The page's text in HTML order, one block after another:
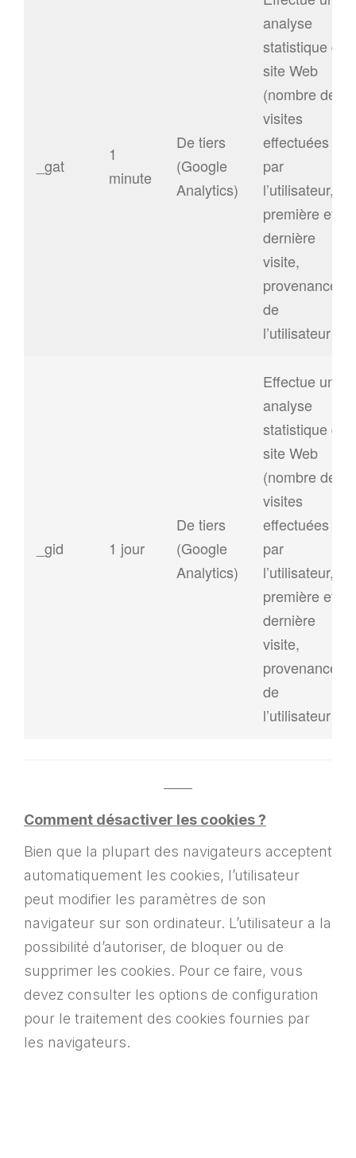
_gat
1
minute
De tiers
(Google
Analytics)
analyse
statistique du
site Web
(nombre de
visites
effectuées
par
l’utilisateur,
première et
dernière
visite,
provenance
de
l’utilisateur…)
_gid 1 jour
De tiers
(Google
Analytics)
Effectue une
analyse
statistique du
site Web
(nombre de
visites
effectuées
par
l’utilisateur,
première et
dernière
visite,
provenance
de
l’utilisateur…)
——
Comment désactiver les cookies ?
Bien que la plupart des navigateurs acceptent
automatiquement les cookies, l’utilisateur
peut modifier les paramètres de son
navigateur sur son ordinateur. L’utilisateur a la
possibilité d’autoriser, de bloquer ou de
supprimer les cookies. Pour ce faire, vous
devez consulter les options de configuration
pour le traitement des cookies fournies par
les navigateurs.